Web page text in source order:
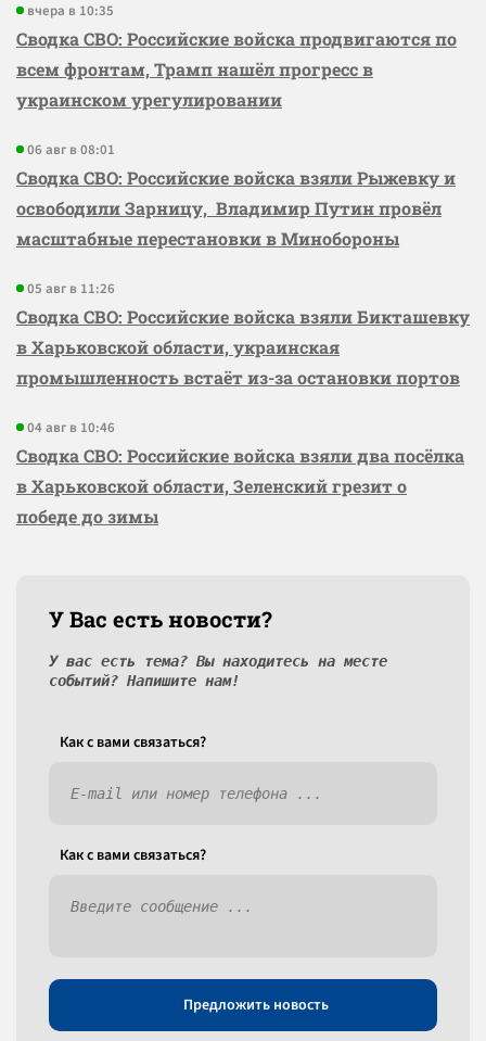
вчера в 10:35
Сводка СВО: Российские войска продвигаются по
всем фронтам, Трамп нашёл прогресс в
украинском урегулировании
06 авг в 08:01
Сводка СВО: Российские войска взяли Рыжевку и
освободили Зарницу, Владимир Путин провёл
масштабные перестановки в Минобороны
05 авг в 11:26
Сводка СВО: Российские войска взяли Бикташевку
в Харьковской области, украинская
промышленность встаёт из-за остановки портов
04 авг в 10:46
Сводка СВО: Российские войска взяли два посёлка
в Харьковской области, Зеленский грезит о
победе до зимы
У Вас есть новости?
У вас есть тема? Вы находитесь на месте
событий? Напишите нам!
Как c вами связаться?
Как c вами связаться?
Предложить новость